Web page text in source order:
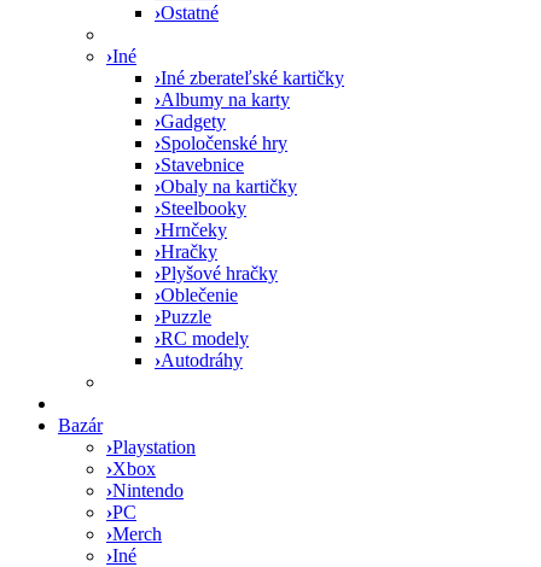
›Ostatné
›Iné
›Iné zberateľské kartičky
›Albumy na karty
›Gadgety
›Spoločenské hry
›Stavebnice
›Obaly na kartičky
›Steelbooky
›Hrnčeky
›Hračky
›Plyšové hračky
›Oblečenie
›Puzzle
›RC modely
›Autodráhy
Bazár
›Playstation
›Xbox
›Nintendo
›PC
›Merch
›Iné